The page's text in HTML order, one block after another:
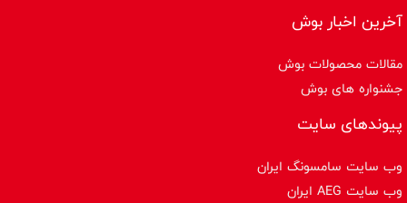
آخرین اخبار بوش
مقالات محصولات بوش
جشنواره های بوش
پیوندهای سایت
وب سایت سامسونگ ایران
وب سایت AEG ایران